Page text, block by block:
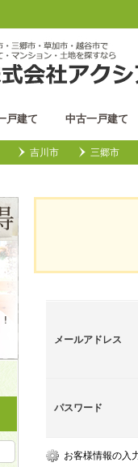
戸建て 中古一戸建て
吉川市 三郷市
メールアドレス
パスワード
お客様情報の入